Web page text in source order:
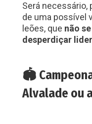
Será necessário,
de uma possível
leões, que não
desperdiçar
🏟️
Alvalade ou